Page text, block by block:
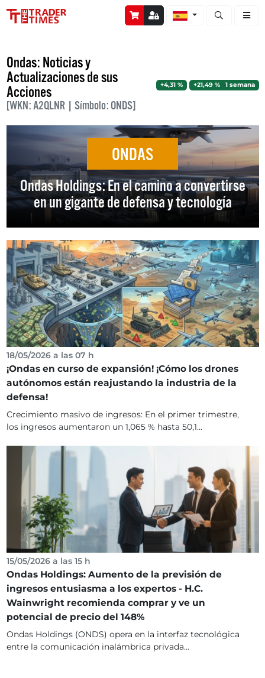
Abrir
Ondas: Noticias y
Actualizaciones de sus
Acciones
[WKN: A2QLNR | Símbolo: ONDS]
+4,31 % +21,49 % 1 semana
ONDAS
Ondas Holdings: En el camino a convertirse
en un gigante de defensa y tecnología
18/05/2026 a las 07 h
¡Ondas en curso de expansión! ¡Cómo los drones
autónomos están reajustando la industria de la
defensa!
Crecimiento masivo de ingresos: En el primer trimestre,
los ingresos aumentaron un 1,065 % hasta 50,1...
15/05/2026 a las 15 h
Ondas Holdings: Aumento de la previsión de
ingresos entusiasma a los expertos - H.C.
Wainwright recomienda comprar y ve un
potencial de precio del 148%
Ondas Holdings (ONDS) opera en la interfaz tecnológica
entre la comunicación inalámbrica privada...